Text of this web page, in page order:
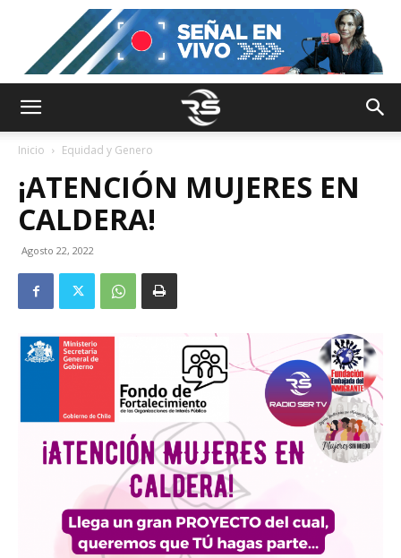
Inicio Equidad y Genero
¡ATENCIÓN MUJERES EN
CALDERA!
Agosto 22, 2022